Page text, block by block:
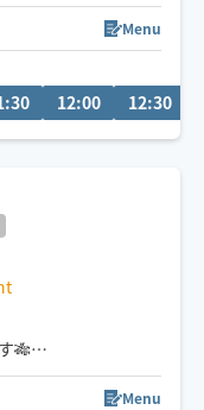
せ。心を込めて
Menu
12:00 12:30
🎋
Menu